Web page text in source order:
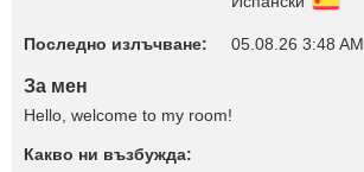
Последно излъчване: 05.08.26 3:48 AM
За мен
Hello, welcome to my room!
Какво ни възбужда: